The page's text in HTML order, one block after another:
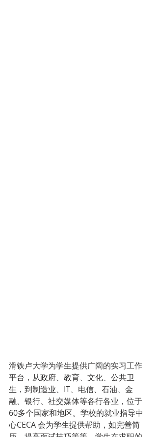
滑铁卢大学为学生提供广阔的实习工作
平台，从政府、教育、文化、公共卫
生，到制造业、IT、电信、石油、金
融、银行、社交媒体等各行各业，位于
60多个国家和地区。学校的就业指导中
心CECA 会为学生提供帮助，如完善简